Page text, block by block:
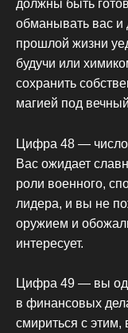
должны быть
обманывать вас и
прошлой жизни
будучи или
сохранить
магией под
Цифра 48 —
Вас ожидает
роли военного,
лидера, и вы не
оружием и
интересует.
Цифра 49 — вы
в финансовых
смириться с этим,